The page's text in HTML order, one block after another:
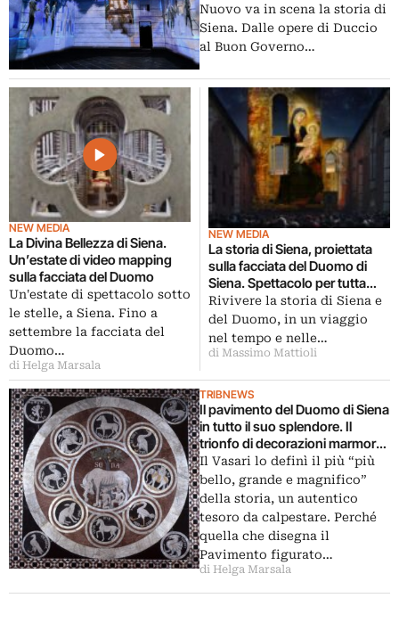
Nuovo va in scena la storia di
Siena. Dalle opere di Duccio
al Buon Governo…
NEW MEDIA
La Divina Bellezza di Siena.
Un’estate di video mapping
sulla facciata del Duomo
Un'estate di spettacolo sotto
le stelle, a Siena. Fino a
settembre la facciata del
Duomo…
di Helga Marsala
NEW MEDIA
La storia di Siena, proiettata
sulla facciata del Duomo di
Siena. Spettacolo per tutta
l’estate con La Divina Bellezza,
narrazione sorretta da
tecnologie avanzate
Rivivere la storia di Siena e
del Duomo, in un viaggio
nel tempo e nelle…
di Massimo Mattioli
TRIBNEWS
Il pavimento del Duomo di Siena
in tutto il suo splendore. Il
trionfo di decorazioni marmoree
torna calpestabile per pochi
mesi: insieme a La Porta del
Cielo, una nuova apertura
straordinaria a favore di turisti
Il Vasari lo definì il più “più
bello, grande e magnifico”
della storia, un autentico
tesoro da calpestare. Perché
quella che disegna il
Pavimento figurato…
di Helga Marsala